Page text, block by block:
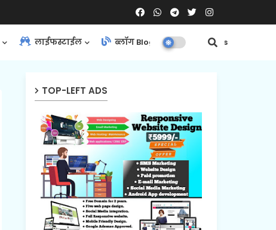
लाईफस्टाईल ब्लॉग Blog Contact Us
TOP-LEFT ADS